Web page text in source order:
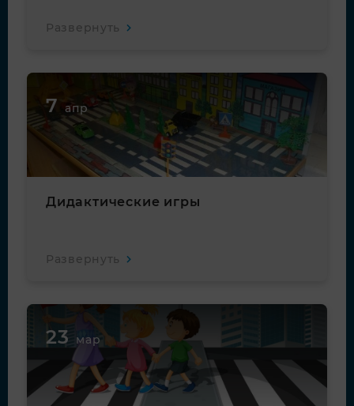
Развернуть
7 апр
Дидактические игры
Развернуть
23 мар